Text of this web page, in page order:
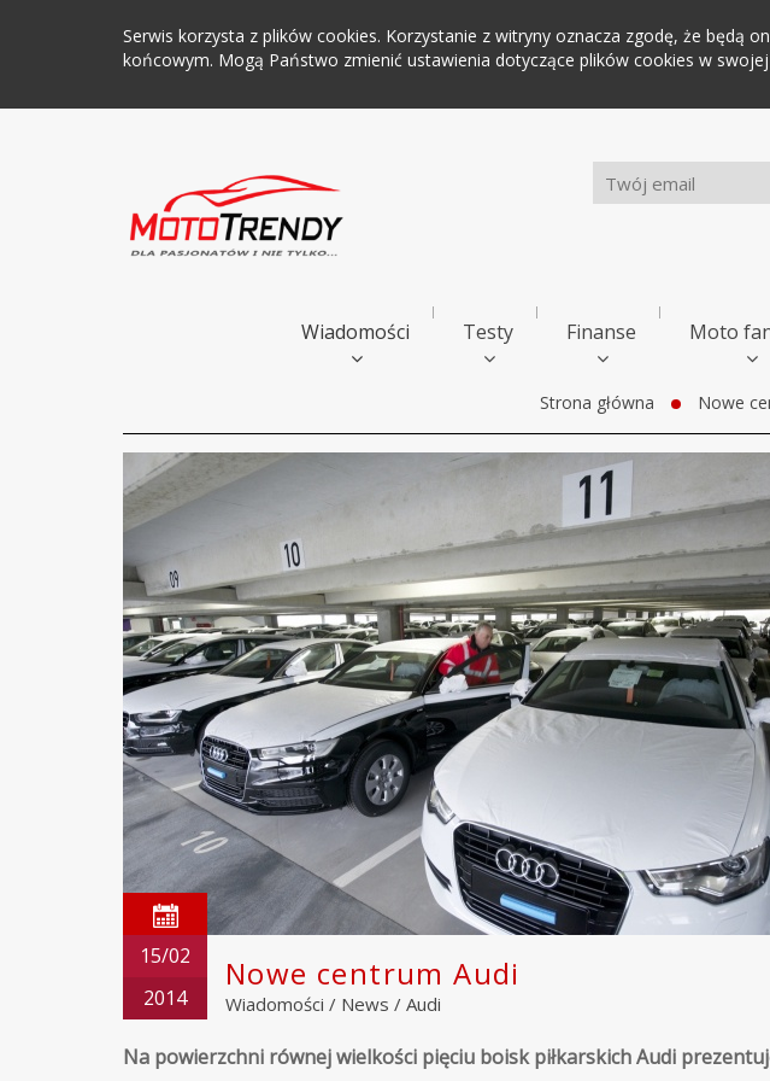
Serwis korzysta z plików cookies. Korzystanie z witryny oznacza zgodę, że będą
końcowym. Mogą Państwo zmienić ustawienia dotyczące plików cookies w swojej
Wiadomości Testy Finanse Moto
Strona główna Nowe
15/02
2014
Nowe centrum Audi
Wiadomości / News / Audi
Na powierzchni równej wielkości pięciu boisk piłkarskich Audi